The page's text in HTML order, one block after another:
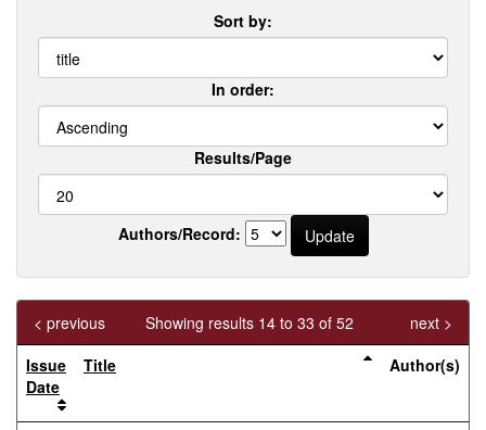
Sort by:
In order:
Results/Page
Authors/Record:
Showing results 14 to 33 of 52
< previous
next >
Issue
Date
Title Author(s)